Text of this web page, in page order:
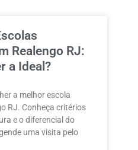
Realengo RJ:
a Ideal?
a melhor escola
RJ. Conheça critérios
e o diferencial do
uma visita pelo